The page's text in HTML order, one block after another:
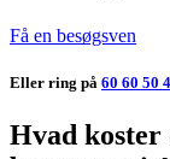
Få en besøgsven
Eller ring på 60 60 50
Hvad